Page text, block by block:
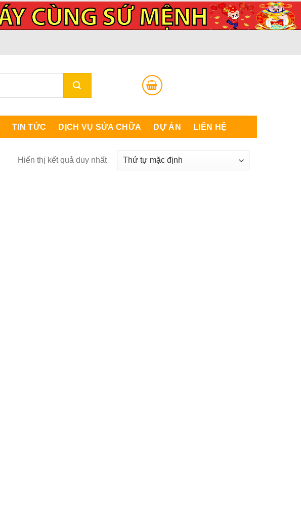
TIN TỨC DỊCH VỤ SỬA CHỮA DỰ ÁN LIÊN HỆ
Hiển thị kết quả duy nhất